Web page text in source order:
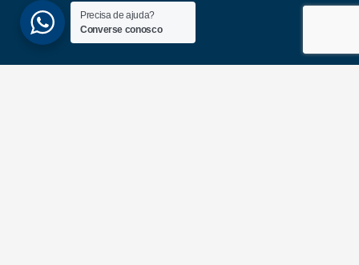
Precisa de ajuda?
Converse conosco